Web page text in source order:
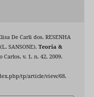
De Carli dos. RESENHA
SANSONE). Teoria &
Carlos, v. 1, n. 42, 2009.
tp/article/view/68.